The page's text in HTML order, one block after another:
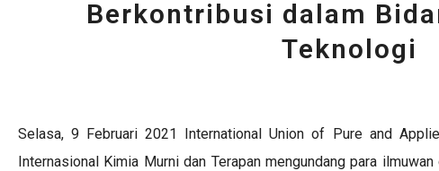
Berkontribusi dalam
Teknologi
Selasa, 9 Februari 2021 International Union of Pure and
Internasional Kimia Murni dan Terapanmengundang para